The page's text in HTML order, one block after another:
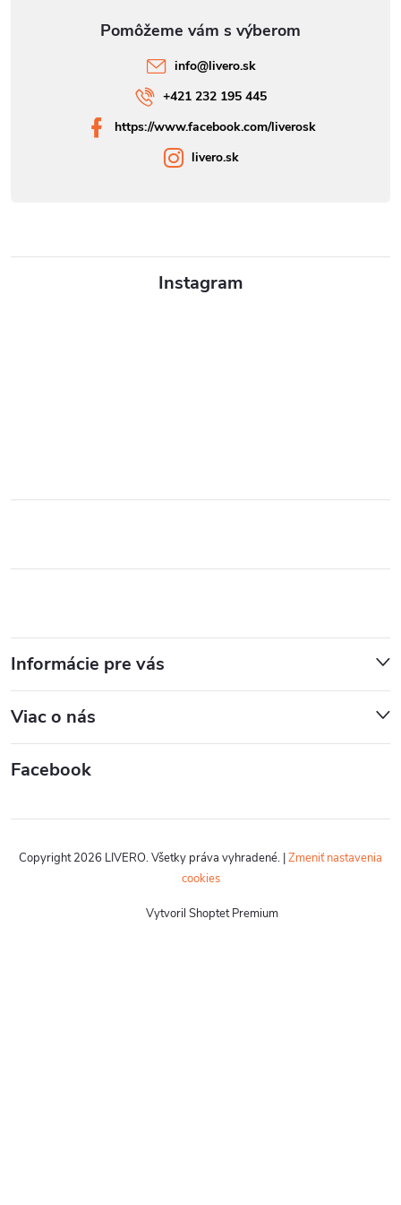
Instagram
Informácie pre vás
Viac o nás
Facebook
info@livero.sk
+421 232 195 445
https://www.facebook.com/liverosk
livero.sk
Vytvoril Shoptet Premium
Copyright 2026 LIVERO. Všetky práva vyhradené. |Zmeniť nastavenia
cookies